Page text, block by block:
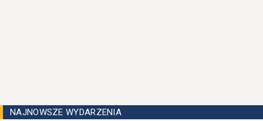
NAJNOWSZE WYDARZENIA